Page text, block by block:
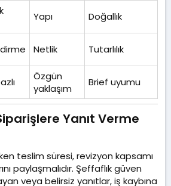
Yapı Doğallık
Netlik Tutarlılık
Özgün
yaklaşım
Brief uyumu
Yanıt Verme
teslim süresi, revizyon kapsamı
paylaşmalıdır. Şeffaflık güven
veya belirsiz yanıtlar, iş kaybına